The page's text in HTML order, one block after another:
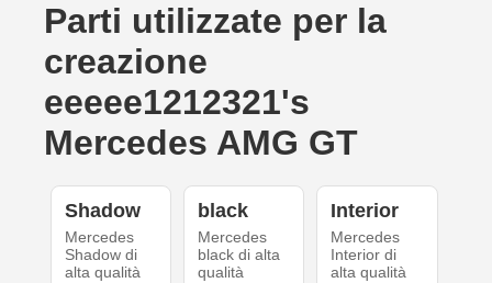
Parti utilizzate per la
creazione
eeeee1212321's
Mercedes AMG GT
Shadow
Mercedes
Shadow di
alta qualità
black
Mercedes
black di alta
qualità
Interior
Mercedes
Interior di
alta qualità